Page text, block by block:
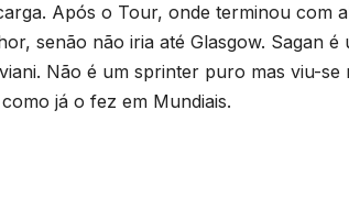
Após o Tour, onde terminou com
senão não iria até Glasgow. Sagan
Não é um sprinter puro mas viu-
já o fez em Mundiais.